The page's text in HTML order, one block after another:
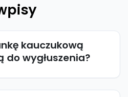
kauczukową
wygłuszenia?